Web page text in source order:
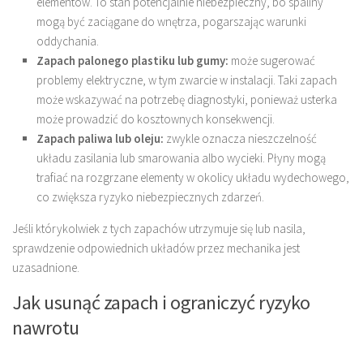
mogą być zaciągane do wnętrza, pogarszając warunki
oddychania.
Zapach palonego plastiku lub gumy: może sugerować
problemy elektryczne, w tym zwarcie w instalacji. Taki zapach
może wskazywać na potrzebę diagnostyki, ponieważ usterka
może prowadzić do kosztownych konsekwencji.
Zapach paliwa lub oleju: zwykle oznacza nieszczelność
układu zasilania lub smarowania albo wycieki. Płyny mogą
trafiać na rozgrzane elementy w okolicy układu wydechowego,
co zwiększa ryzyko niebezpiecznych zdarzeń.
Jeśli którykolwiek z tych zapachów utrzymuje się lub nasila,
sprawdzenie odpowiednich układów przez mechanika jest
uzasadnione.
Jak usunąć zapach i ograniczyć ryzyko
nawrotu